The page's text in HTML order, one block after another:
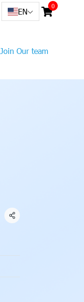
EN
0
Join Our team
Share